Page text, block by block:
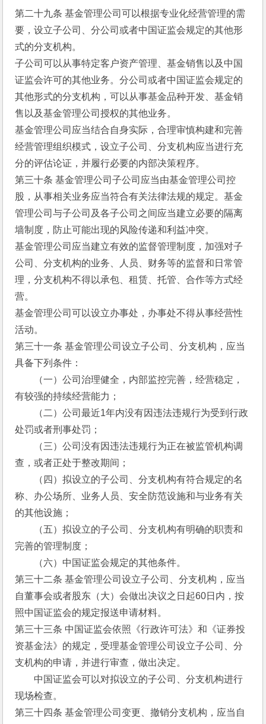
第二十九条 基金管理公司可以根据专业化经营管理的需
要，设立子公司、分公司或者中国证监会规定的其他形
式的分支机构。
子公司可以从事特定客户资产管理、基金销售以及中国
证监会许可的其他业务。分公司或者中国证监会规定的
其他形式的分支机构，可以从事基金品种开发、基金销
售以及基金管理公司授权的其他业务。
基金管理公司应当结合自身实际，合理审慎构建和完善
经营管理组织模式，设立子公司、分支机构应当进行充
分的评估论证，并履行必要的内部决策程序。
第三十条 基金管理公司子公司应当由基金管理公司控
股，从事相关业务应当符合有关法律法规的规定。基金
管理公司与子公司及各子公司之间应当建立必要的隔离
墙制度，防止可能出现的风险传递和利益冲突。
基金管理公司应当建立有效的监督管理制度，加强对子
公司、分支机构的业务、人员、财务等的监督和日常管
理，分支机构不得以承包、租赁、托管、合作等方式经
营。
基金管理公司可以设立办事处，办事处不得从事经营性
活动。
第三十一条 基金管理公司设立子公司、分支机构，应当
具备下列条件：
（一）公司治理健全，内部监控完善，经营稳定，
有较强的持续经营能力；
（二）公司最近1年内没有因违法违规行为受到行政
处罚或者刑事处罚；
（三）公司没有因违法违规行为正在被监管机构调
查，或者正处于整改期间；
（四）拟设立的子公司、分支机构有符合规定的名
称、办公场所、业务人员、安全防范设施和与业务有关
的其他设施；
（五）拟设立的子公司、分支机构有明确的职责和
完善的管理制度；
（六）中国证监会规定的其他条件。
第三十二条 基金管理公司设立子公司、分支机构，应当
自董事会或者股东（大）会做出决议之日起60日内，按
照中国证监会的规定报送申请材料。
第三十三条 中国证监会依照《行政许可法》和《证券投
资基金法》的规定，受理基金管理公司设立子公司、分
支机构的申请，并进行审查，做出决定。
中国证监会可以对拟设立的子公司、分支机构进行
现场检查。
第三十四条 基金管理公司变更、撤销分支机构，应当自